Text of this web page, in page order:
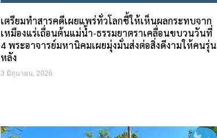
เตรียมทำสารคดีเผยแพร่ทั่วโลกชี้ให้เห็นผลกระทบจาก
เหมืองแร่เถื่อนต้นแม่น้ำ-ธรรมยาตราเคลื่อนขบวนวันที่
4 พระอาจารย์มหานิคมเผยมุ่งมั่นส่งต่อสิ่งดีงามให้คนรุ่น
หลัง
3 มิถุนายน, 2026